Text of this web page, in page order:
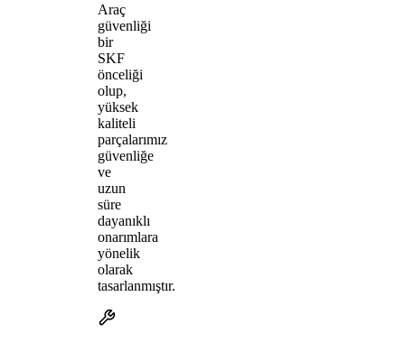
Araç
güvenliği
bir
SKF
önceliği
olup,
yüksek
kaliteli
parçalarımız
güvenliğe
ve
uzun
süre
dayanıklı
onarımlara
yönelik
olarak
tasarlanmıştır.